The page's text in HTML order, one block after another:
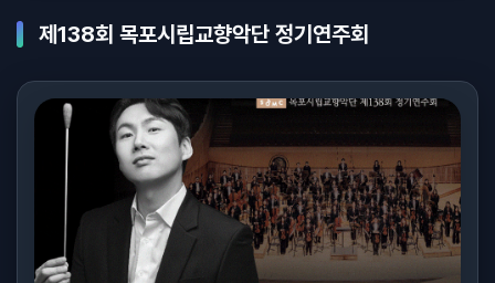
제138회 목포시립교향악단 정기연주회